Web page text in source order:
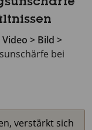
Video > Bild >
bei
verstärkt sich